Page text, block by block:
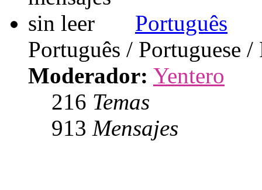
Português
Português / Portuguese /
Moderador: Yentero
216 Temas
913 Mensajes